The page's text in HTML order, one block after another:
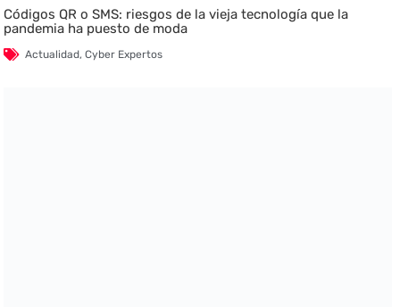
Códigos QR o SMS: riesgos de la vieja tecnología que la
pandemia ha puesto de moda
Actualidad,Cyber Expertos